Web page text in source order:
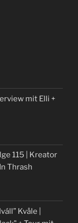
mit Elli +
115 | Kreator
Thrash
Kvåle |